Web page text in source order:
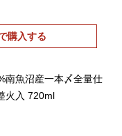
購入する
南魚沼産一本〆全量仕
火入 720ml